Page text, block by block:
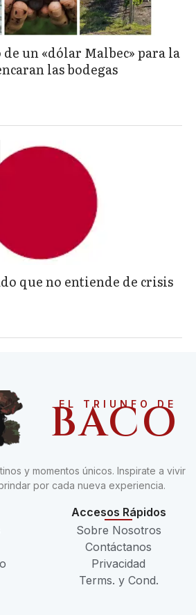
un «dólar Malbec» para la
las bodegas
que no entiende de crisis
EL TRIUNFO DE
BACO
y momentos únicos. Inspirate a vivir
por cada nueva experiencia.
Accesos Rápidos
Sobre Nosotros
Contáctanos
Privacidad
Terms. y Cond.